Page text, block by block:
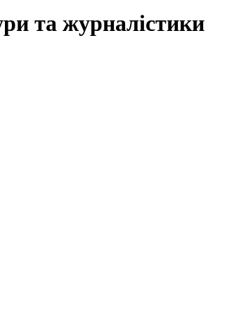
та журналістики